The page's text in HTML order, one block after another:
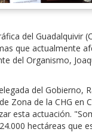
del Guadalquivir
que actualmente
del Organismo,
del Gobierno,
Zona de la CHG
esta actuación.
hectáreas que